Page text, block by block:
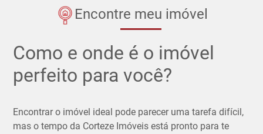
Encontre meu imóvel
Como e onde é o imóvel
perfeito para você?
Encontrar o imóvel ideal pode parecer uma tarefa difícil,
mas o tempo da Corteze Imóveis está pronto para te